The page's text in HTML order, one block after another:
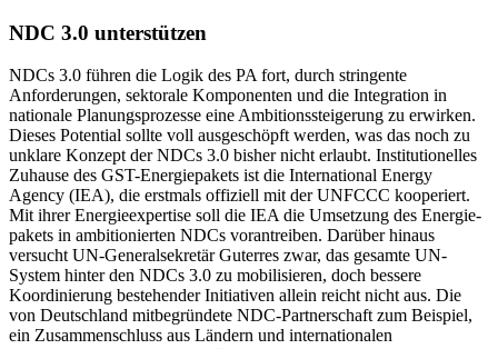
NDC 3.0 unterstützen
NDCs 3.0 führen die Logik des PA fort, durch stringente
Anforderungen, sektorale Komponenten und die Integration in
natio­nale Planungsprozesse eine Ambitionssteigerung zu erwirken.
Dieses Potential sollte voll ausgeschöpft werden, was das noch zu
unklare Konzept der NDCs 3.0 bisher nicht erlaubt. Institutionelles
Zuhause des GST-Energiepakets ist die International Energy
Agency (IEA), die erstmals offiziell mit der UNFCCC kooperiert.
Mit ihrer Energieexpertise soll die IEA die Umsetzung des Energie­
pakets in ambitionierten NDCs vorantreiben. Darüber hinaus
versucht UN-General­sekre­tär Guterres zwar, das gesamte UN-
System hinter den NDCs 3.0 zu mobilisieren, doch bessere
Koordinierung bestehender Initia­tiven allein reicht nicht aus. Die
von Deutschland mitbegründete NDC-Part­nerschaft zum Beispiel,
ein Zusammenschluss aus Ländern und internationalen